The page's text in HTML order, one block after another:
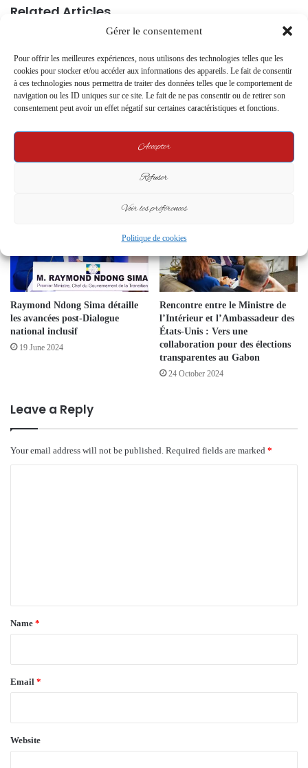
Gérer le consentement
Pour offrir les meilleures expériences, nous utilisons des technologies telles que les
cookies pour stocker et/ou accéder aux informations des appareils. Le fait de consentir
à ces technologies nous permettra de traiter des données telles que le comportement de
navigation ou les ID uniques sur ce site. Le fait de ne pas consentir ou de retirer son
consentement peut avoir un effet négatif sur certaines caractéristiques et fonctions.
Accepter
Refuser
Voir les préférences
Politique de cookies
Related Articles
Présidentielle 2025 : L’acte sur
l’honneur de Jean-Rémy Yama,
un choix contesté mais légitime ?
Boussengui annonce sa démission
du Parti Démocratique Gabonais
(PDG)
Raymond Ndong Sima détaille
les avancées post-Dialogue
national inclusif
19 June 2024
Rencontre entre le Ministre de
l’Intérieur et l’Ambassadeur des
États-Unis : Vers une
collaboration pour des élections
transparentes au Gabon
24 October 2024
Leave a Reply
Your email address will not be published. Required fields are marked *
*
Name *
Email *
Website